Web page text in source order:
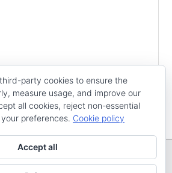
party cookies to ensure the
measure usage, and improve our
all cookies, reject non-essential
preferences. Cookie policy
Accept all